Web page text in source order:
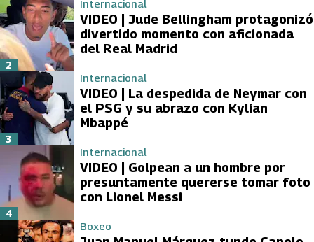
Internacional
VIDEO | Jude Bellingham protagonizó
divertido momento con aficionada
del Real Madrid
2
Internacional
VIDEO | La despedida de Neymar con
el PSG y su abrazo con Kylian
Mbappé
3
Internacional
VIDEO | Golpean a un hombre por
presuntamente quererse tomar foto
con Lionel Messi
4
Boxeo